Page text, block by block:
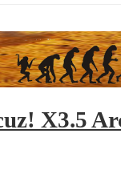
X3.5